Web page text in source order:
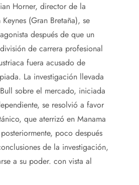
Horner, director de la
(Gran Bretaña), se
después de que un
de carrera profesional
fuera acusado de
La investigación llevada
sobre el mercado, iniciada
se resolvió a favor
que aterrizó en Manama
poco después
de la investigación,
a su poder. con vista al